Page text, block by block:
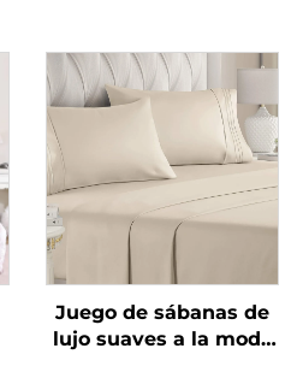
Juego de sábanas de
lujo suaves a la moda